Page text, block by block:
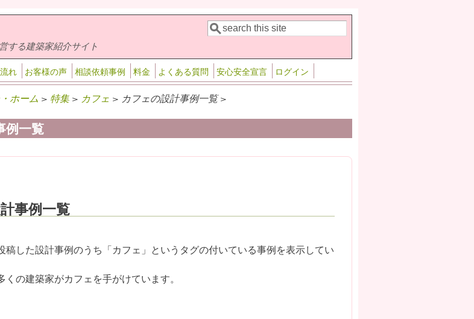
する建築家紹介サイト 検索フォーム
検索
れ お客様の声 相談依頼事例 料金 よくある質問 安心安全宣言 ログイン
ホーム > 特集> カフェ > カフェの設計事例一覧 >
例一覧
事例一覧
稿した設計事例のうち「カフェ」というタグの付いている事例を表示してい
くの建築家がカフェを手がけています。